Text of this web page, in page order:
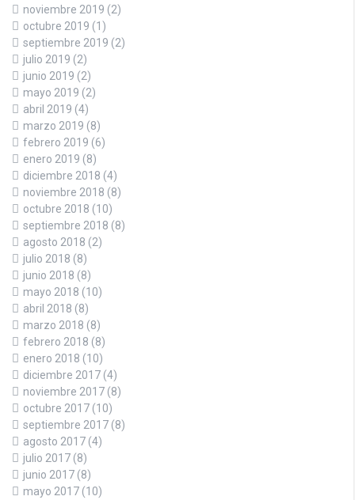
noviembre 2019 (2)
octubre 2019 (1)
septiembre 2019 (2)
julio 2019 (2)
junio 2019 (2)
mayo 2019 (2)
abril 2019 (4)
marzo 2019 (8)
febrero 2019 (6)
enero 2019 (8)
diciembre 2018 (4)
noviembre 2018 (8)
octubre 2018 (10)
septiembre 2018 (8)
agosto 2018 (2)
julio 2018 (8)
junio 2018 (8)
mayo 2018 (10)
abril 2018 (8)
marzo 2018 (8)
febrero 2018 (8)
enero 2018 (10)
diciembre 2017 (4)
noviembre 2017 (8)
octubre 2017 (10)
septiembre 2017 (8)
agosto 2017 (4)
julio 2017 (8)
junio 2017 (8)
mayo 2017 (10)